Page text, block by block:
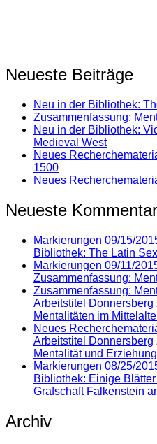
Neueste Beiträge
Neu in der Bibliothek:
Zusammenfassung:
Neu in der Bibliothek:
Medieval West
Neues
1500
Neues
Neueste
Markierungen 09/15/
Bibliothek: The Latin
Markierungen 09/11/
Zusammenfassung:
Zusammenfassung:
Arbeitstitel Donnersberg
Mentalitäten im
Neues
Arbeitstitel Donnersberg
Mentalität und Erziehung
Markierungen 08/25/
Bibliothek: Einige
Grafschaft Falkenstein
Archiv